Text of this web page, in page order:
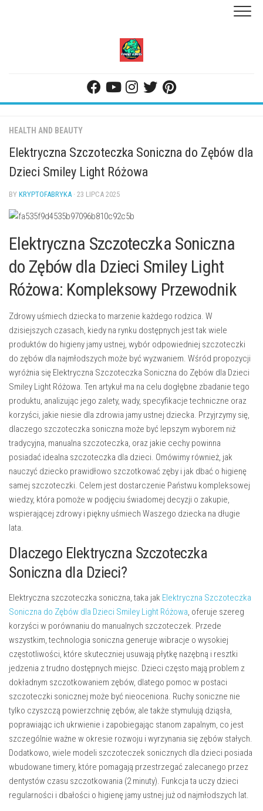
HEALTH AND BEAUTY
Elektryczna Szczoteczka Soniczna do Zębów dla
Dzieci Smiley Light Różowa
BY KRYPTOFABRYKA · 23 LIPCA 2025
Elektryczna Szczoteczka Soniczna
do Zębów dla Dzieci Smiley Light
Różowa: Kompleksowy Przewodnik
Zdrowy uśmiech dziecka to marzenie każdego rodzica. W
dzisiejszych czasach, kiedy na rynku dostępnych jest tak wiele
produktów do higieny jamy ustnej, wybór odpowiedniej szczoteczki
do zębów dla najmłodszych może być wyzwaniem. Wśród propozycji
wyróżnia się Elektryczna Szczoteczka Soniczna do Zębów dla Dzieci
Smiley Light Różowa. Ten artykuł ma na celu dogłębne zbadanie tego
produktu, analizując jego zalety, wady, specyfikacje techniczne oraz
korzyści, jakie niesie dla zdrowia jamy ustnej dziecka. Przyjrzymy się,
dlaczego szczoteczka soniczna może być lepszym wyborem niż
tradycyjna, manualna szczoteczka, oraz jakie cechy powinna
posiadać idealna szczoteczka dla dzieci. Omówimy również, jak
nauczyć dziecko prawidłowo szczotkować zęby i jak dbać o higienę
samej szczoteczki. Celem jest dostarczenie Państwu kompleksowej
wiedzy, która pomoże w podjęciu świadomej decyzji o zakupie,
wspierającej zdrowy i piękny uśmiech Waszego dziecka na długie
lata.
Dlaczego Elektryczna Szczoteczka
Soniczna dla Dzieci?
Elektryczna szczoteczka soniczna, taka jak Elektryczna Szczoteczka
Soniczna do Zębów dla Dzieci Smiley Light Różowa, oferuje szereg
korzyści w porównaniu do manualnych szczoteczek. Przede
wszystkim, technologia soniczna generuje wibracje o wysokiej
częstotliwości, które skuteczniej usuwają płytkę nazębną i resztki
jedzenia z trudno dostępnych miejsc. Dzieci często mają problem z
dokładnym szczotkowaniem zębów, dlatego pomoc w postaci
szczoteczki sonicznej może być nieoceniona. Ruchy soniczne nie
tylko czyszczą powierzchnię zębów, ale także stymulują dziąsła,
poprawiając ich ukrwienie i zapobiegając stanom zapalnym, co jest
szczególnie ważne w okresie rozwoju i wyrzynania się zębów stałych.
Dodatkowo, wiele modeli szczoteczek sonicznych dla dzieci posiada
wbudowane timery, które pomagają przestrzegać zalecanego przez
dentystów czasu szczotkowania (2 minuty). Funkcja ta uczy dzieci
regularności i dbałości o higienę jamy ustnej już od najmłodszych lat.